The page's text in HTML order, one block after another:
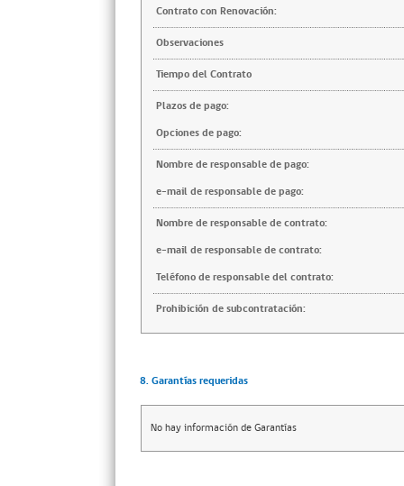
Contrato con Renovación:
Observaciones
Tiempo del Contrato
Plazos de pago:
Opciones de pago:
Nombre de responsable de pago:
e-mail de responsable de pago:
Nombre de responsable de contrato:
e-mail de responsable de contrato:
Teléfono de responsable del contrato:
Prohibición de subcontratación:
8. Garantías requeridas
No hay información de Garantías